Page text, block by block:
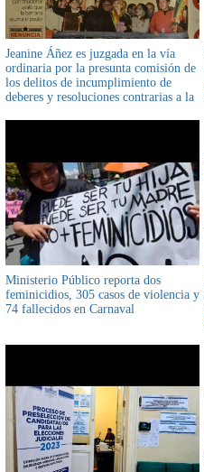
Jeanine Áñez es juzgada en la vía
ordinaria por la presunta comisión de
los delitos de incumplimiento de
deberes y resoluciones contrarias a la
Ministerio Público reporta dos
feminicidios, 305 casos de violencia y
74 fallecidos en Carnaval